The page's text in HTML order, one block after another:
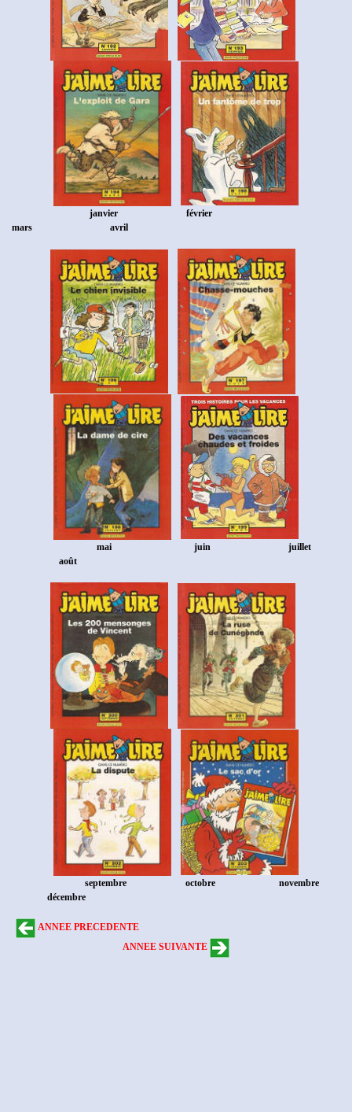
janvier
février
mars
avril
mai
juin juillet
août
septembre octobre
novembre
décembre
ANNEE PRECEDENTE
ANNEE SUIVANTE